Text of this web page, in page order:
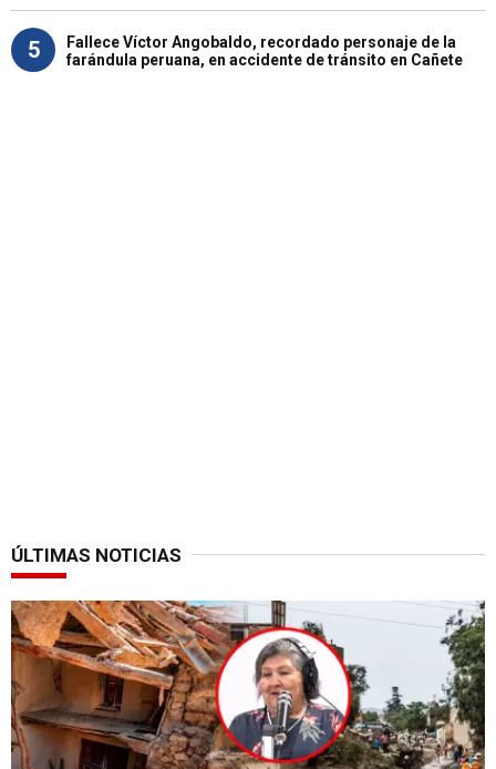
5
Fallece Víctor Angobaldo, recordado personaje de la
farándula peruana, en accidente de tránsito en Cañete
ÚLTIMAS NOTICIAS